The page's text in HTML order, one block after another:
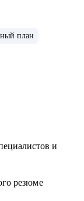
достижения.
(прямой
ревью и
план
и
резюме